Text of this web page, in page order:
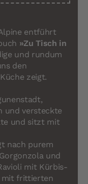
entführt
»Zu Tisch in
und rundum
den
zeigt.
und versteckte
und sitzt mit
nach purem
und
mit Kürbis-
mit frittierten